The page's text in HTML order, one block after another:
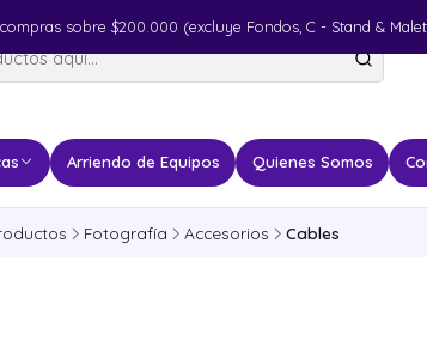
Arriendo de Equipos Quienes Somos
sobre $200.000 (excluye Fondos, C - Stand &
Fotografía Accesorios Cables